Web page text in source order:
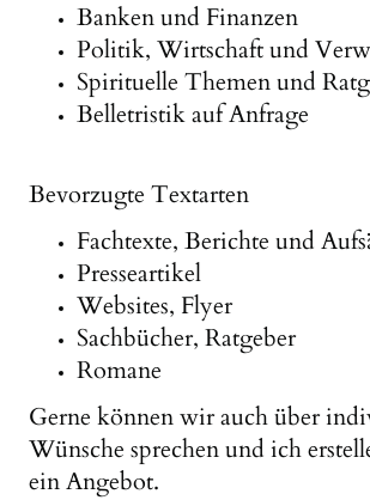
Banken und Finanzen
Politik, Wirtschaft und
Spirituelle Themen und
Belletristik auf Anfrage
Bevorzugte Textarten
Fachtexte, Berichte und
Presseartikel
Websites, Flyer
Sachbücher, Ratgeber
Romane
Gerne können wir auch über
Wünsche sprechen und ich
ein Angebot.